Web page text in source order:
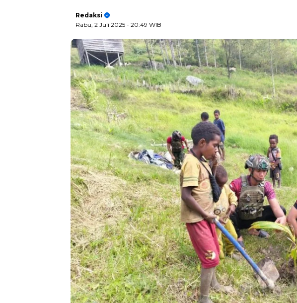
Redaksi
Rabu, 2 Juli 2025 - 20:49 WIB